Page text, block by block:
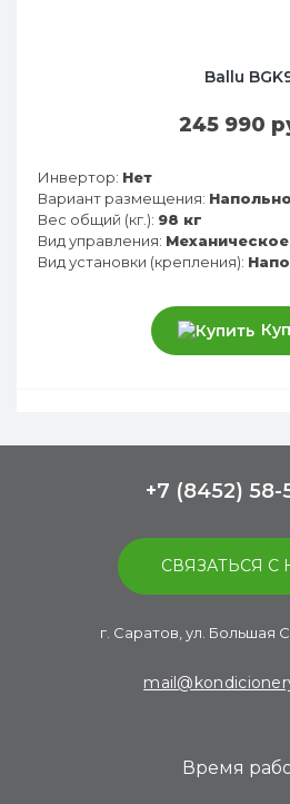
Ballu
245 990
Инвертор: Нет
Вариант размещения:
Вес общий (кг.): 98 кг
Вид управления: Механическое
Вид установки (крепления):
+7 (8452) 58-
СВЯЗАТЬСЯ С
г. Саратов, ул. Большая
Время